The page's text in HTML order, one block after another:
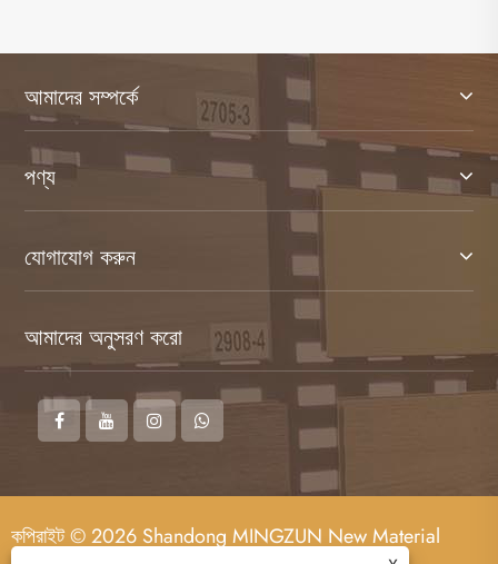
আমাদের সম্পর্কে
পণ্য
যোগাযোগ করুন
আমাদের অনুসরণ করো
কপিরাইট © 2026 Shandong MINGZUN New Material